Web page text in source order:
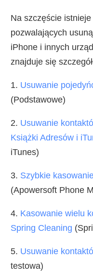
Na szczęście
pozwalających
iPhone i innych
znajduje się
1. Usuwanie
(Podstawowe)
2. Usuwanie
Książki Adresów i
iTunes)
3. Szybkie
(Apowersoft Phone
4. Kasowanie wielu
Spring Cleaning
5. Usuwanie
testowa)